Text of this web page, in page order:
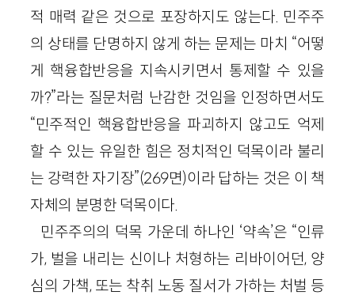
적 매력 같은 것으로 포장하지도 않는다. 민주주
의 상태를 단명하지 않게 하는 문제는 마치 “어떻
게 핵융합반응을 지속시키면서 통제할 수 있을
까?”라는 질문처럼 난감한 것임을 인정하면서도
“민주적인 핵융합반응을 파괴하지 않고도 억제
할 수 있는 유일한 힘은 정치적인 덕목이라 불리
는 강력한 자기장”(269면)이라 답하는 것은 이 책
자체의 분명한 덕목이다.
민주주의의 덕목 가운데 하나인 ‘약속’은 “인류
가, 벌을 내리는 신이나 처형하는 리바이어던, 양
심의 가책, 또는 착취 노동 질서가 가하는 처벌 등